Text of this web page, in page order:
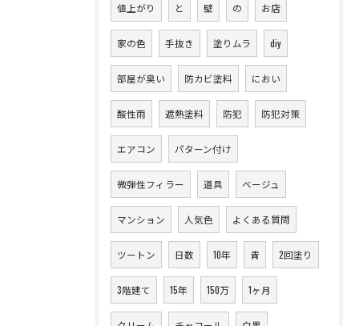
値上がり と 壁 の お店
家の色 手抜き 塗りムラ diy
部屋が臭い 防カビ塗料 におい
酸性雨 遮熱塗料 防犯 防犯対策
エアコン パターン付け
微弾性フィラー 道具 ベージュ
マンション 人気色 よくある質問
ツートン 日数 10年 青 2回塗り
3階建て 15年 150万 1ヶ月